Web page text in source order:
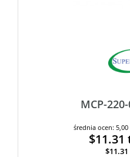
MCP-
średnia ocen:
$11.31
$11.31